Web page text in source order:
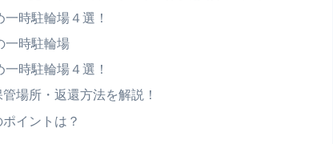
時駐輪場４選！
一時駐輪場
時駐輪場４選！
場所・返還方法を解説！
イントは？